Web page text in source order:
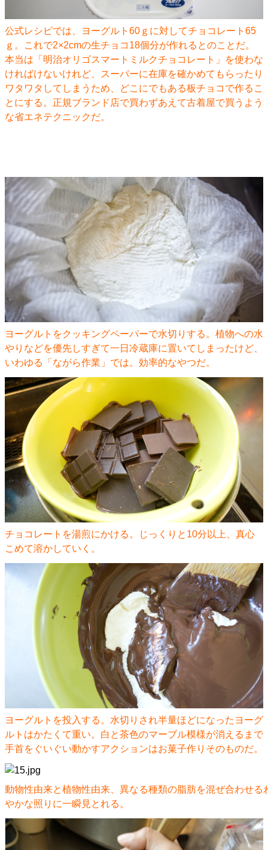
公式レシピでは、ヨーグルト60ｇに対してチョコレート65
ｇ。これで2×2cmの生チョコ18個分が作れるとのことだ。
本当は「明治オリゴスマートミルクチョコレート」を使わな
ければけないけれど、スーパーに在庫を確かめてもらったり
ワタワタしてしまうため、どこにでもある板チョコで作るこ
とにする。正規ブランド店で買わずあえて古着屋で買うよう
な省エネテクニックだ。
ヨーグルトをクッキングペーパーで水切りする。植物への水
やりなどを優先しすぎて一日冷蔵庫に置いてしまったけど、
いわゆる「ながら作業」では。効率的なやつだ。
チョコレートを湯煎にかける。じっくりと10分以上、真心
こめて溶かしていく。
ヨーグルトを投入する。水切りされ半量ほどになったヨーグ
ルトはかたくて重い。白と茶色のマーブル模様が消えるまで
手首をぐいぐい動かすアクションはお菓子作りそのものだ。
動物性由来と植物性由来、異なる種類の脂肪を混ぜ合わせる
やかな照りに一瞬見とれる。